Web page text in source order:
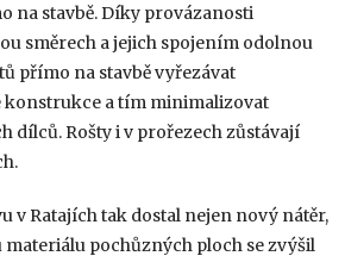
na stavbě. Díky provázanosti
směrech a jejich spojením odolnou
přímo na stavbě vyřezávat
konstrukce a tím minimalizovat
dílců. Rošty i v prořezech zůstávají
v Ratajích tak dostal nejen nový nátěr,
materiálu pochůzných ploch se zvýšil